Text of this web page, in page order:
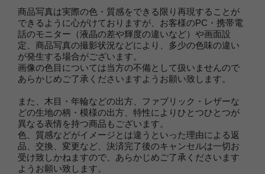
商品写真は実際の色・質感をできる限り再現することが
できるように心がけておりますが、お客様のPC・携帯電
話のモニター（液晶の差や輝度の違いなど）や画面設
定、商品写真の撮影状況などにより、多少の色味の違い
が発生する場合がございます。
画像の色目については当方の不備として扱いませんので
あらかじめご了承くださいますようお願い致します。
また、木目・年輪などの出方、ファブリック・レザーな
どの生地の柄・模様の出方、特性によりひとつひとつが
異なる表情を持つ商品もございます。
色、質感などがイメージとは違うといった理由による返
品、交換、変更など、決済完了後のキャンセルは一切お
受け致しかねますので、あらかじめご了承くださいます
ようお願い致します。